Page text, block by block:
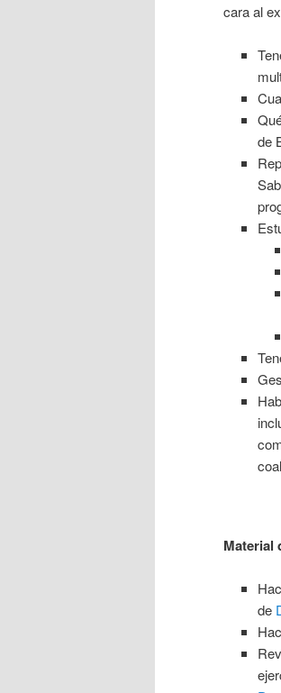
cara al
de
Material
de